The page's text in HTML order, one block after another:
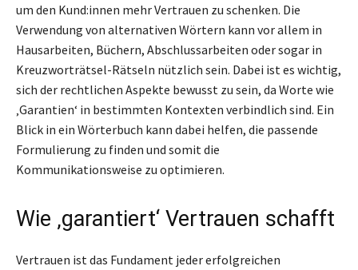
um den Kund:innen mehr Vertrauen zu schenken. Die
Verwendung von alternativen Wörtern kann vor allem in
Hausarbeiten, Büchern, Abschlussarbeiten oder sogar in
Kreuzworträtsel-Rätseln nützlich sein. Dabei ist es wichtig,
sich der rechtlichen Aspekte bewusst zu sein, da Worte wie
‚Garantien‘ in bestimmten Kontexten verbindlich sind. Ein
Blick in ein Wörterbuch kann dabei helfen, die passende
Formulierung zu finden und somit die
Kommunikationsweise zu optimieren.
Wie ‚garantiert‘ Vertrauen schafft
Vertrauen ist das Fundament jeder erfolgreichen